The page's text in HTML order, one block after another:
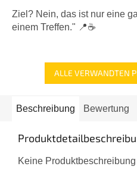
5,0
von
Ziel? Nein, das ist nur eine
einem Treffen." 📍☕
ALLE VERWANDTEN
Beschreibung Bewertung
Keine